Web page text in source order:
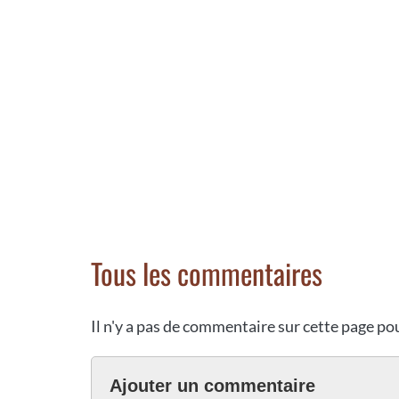
Tous les commentaires
Il n'y a pas de commentaire sur cette page
Ajouter un commentaire